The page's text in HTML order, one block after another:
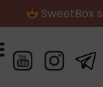
SweetBox